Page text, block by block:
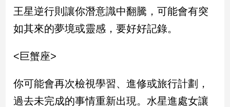
點
南
灣
觀
王星逆行則讓你潛意識中翻騰，可能會有突
如其來的夢境或靈感，要好好記錄。
<巨蟹座>
你可能會再次檢視學習、進修或旅行計劃，
過去未完成的事情重新出現。水星進處女讓